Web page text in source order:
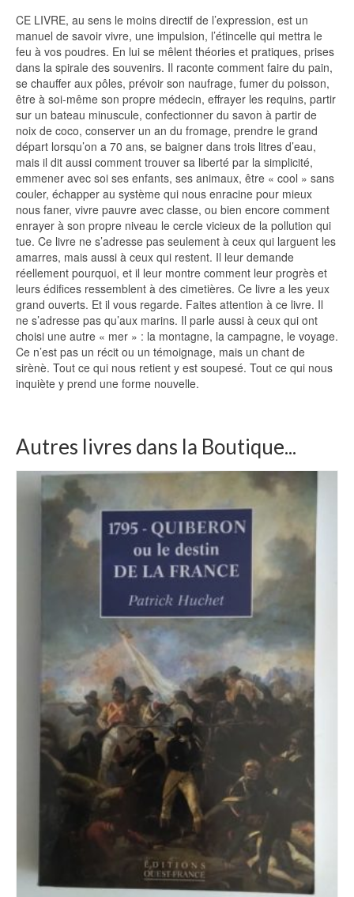
CE LIVRE, au sens le moins directif de l’expression, est un
manuel de savoir vivre, une impulsion, l’étincelle qui mettra le
feu à vos poudres. En lui se mêlent théories et pratiques, prises
dans la spirale des souvenirs. Il raconte comment faire du pain,
se chauffer aux pôles, prévoir son naufrage, fumer du poisson,
être à soi-même son propre médecin, effrayer les requins, partir
sur un bateau minuscule, confectionner du savon à partir de
noix de coco, conserver un an du fromage, prendre le grand
départ lorsqu’on a 70 ans, se baigner dans trois litres d’eau,
mais il dit aussi comment trouver sa liberté par la simplicité,
emmener avec soi ses enfants, ses animaux, être « cool » sans
couler, échapper au système qui nous enracine pour mieux
nous faner, vivre pauvre avec classe, ou bien encore comment
enrayer à son propre niveau le cercle vicieux de la pollution qui
tue. Ce livre ne s’adresse pas seulement à ceux qui larguent les
amarres, mais aussi à ceux qui restent. Il leur demande
réellement pourquoi, et il leur montre comment leur progrès et
leurs édifices ressemblent à des cimetières. Ce livre a les yeux
grand ouverts. Et il vous regarde. Faites attention à ce livre. Il
ne s’adresse pas qu’aux marins. Il parle aussi à ceux qui ont
choisi une autre « mer » : la montagne, la campagne, le voyage.
Ce n’est pas un récit ou un témoignage, mais un chant de
sirènè. Tout ce qui nous retient y est soupesé. Tout ce qui nous
inquiète y prend une forme nouvelle.
Autres livres dans la Boutique...